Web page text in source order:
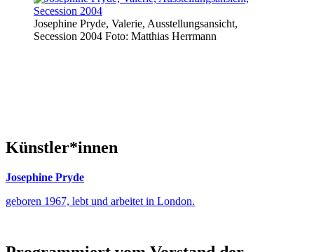
Josephine Pryde, Valerie, Ausstellungsansicht,
Secession 2004 Foto: Matthias Herrmann
Künstler*innen
Josephine Pryde
geboren 1967, lebt und arbeitet in London.